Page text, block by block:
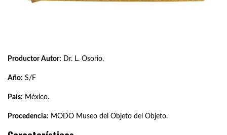
Productor Autor: Dr. L. Osorio.
Año: S/F
País: México.
Procedencia: MODO Museo del Objeto del Objeto.